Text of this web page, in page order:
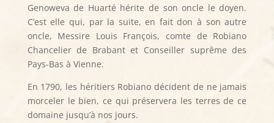
Genoweva de Huarté hérite de son oncle le doyen.
C’est elle qui, par la suite, en fait don à son autre
oncle, Messire Louis François, comte de Robiano
Chancelier de Brabant et Conseiller suprême des
Pays-Bas à Vienne.
En 1790, les héritiers Robiano décident de ne jamais
morceler le bien, ce qui préservera les terres de ce
domaine jusqu’à nos jours.